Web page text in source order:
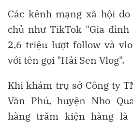
Các kênh mạng xã hội
chủ như TikTok "Gia đình
2,6 triệu lượt follow và
với tên gọi "Hải Sen Vlog".
Khi khám trụ sở Công ty
Văn Phú, huyện Nho
hàng trăm kiện hàng là